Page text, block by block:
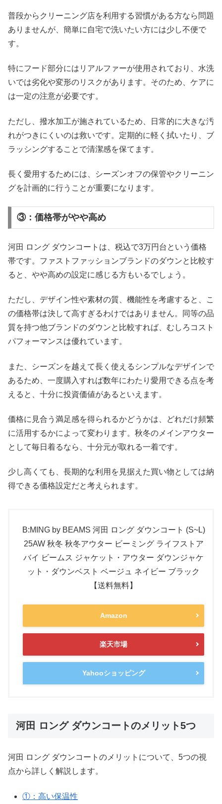
普段からクリーニング店を利用する習慣がある方なら問題
ありませんが、簡単に自宅で洗いたい方には少し不便で
す。
特にフード部分にはリアルファーが使用されており、水洗
いでは劣化や変形のリスクがあります。そのため、ケアに
は一定の注意が必要です。
ただし、撥水加工が施されているため、日常的に大きな汚
れがつきにくいのは救いです。定期的に軽く拭いたり、ブ
ラッシングすることで清潔感を保てます。
長く愛用するためには、シーズンオフの保管やクリーニン
グを計画的に行うことが重要になります。
③：価格帯がやや高め
河田 ロング ダウンコートは、税込で3万円台という価格
帯です。ファストファッションブランドのダウンと比較す
ると、やや高めの設定に感じる方もいるでしょう。
ただし、デザイン性や素材の質、機能性を考慮すると、こ
の価格帯は決して高すぎるわけではありません。同等の品
質を持つ他ブランドのダウンと比較すれば、むしろコスト
パフォーマンスは優れています。
また、シーズンを越えて長く使えるシンプルなデザインで
あるため、一度購入すれば数年にわたり愛用できる点を考
えると、十分に投資価値があるといえます。
価格に見合う満足感を得られるかどうかは、どれだけ頻繁
に活用するかによって変わります。秋冬のメインアウター
として毎日着るなら、十分元が取れる一着です。
少し高くても、長期的な利用を見据えた買い物としては納
得できる価格設定だと考えられます。
B:MING by BEAMS 河田 ロング ダウンコート (S~L)
25AW 秋冬 秋冬アウター ビーミング ライフストア
バイ ビームス ジャケット・アウター ダウンジャケ
ット・ダウンベスト ベージュ ネイビー ブラック
【送料無料】
Amazon
楽天市場
Yahooショッピング
河田 ロング ダウンコートのメリット5つ
河田 ロング ダウンコートのメリットについて、5つの視
点から詳しく解説します。
①：高い保温性